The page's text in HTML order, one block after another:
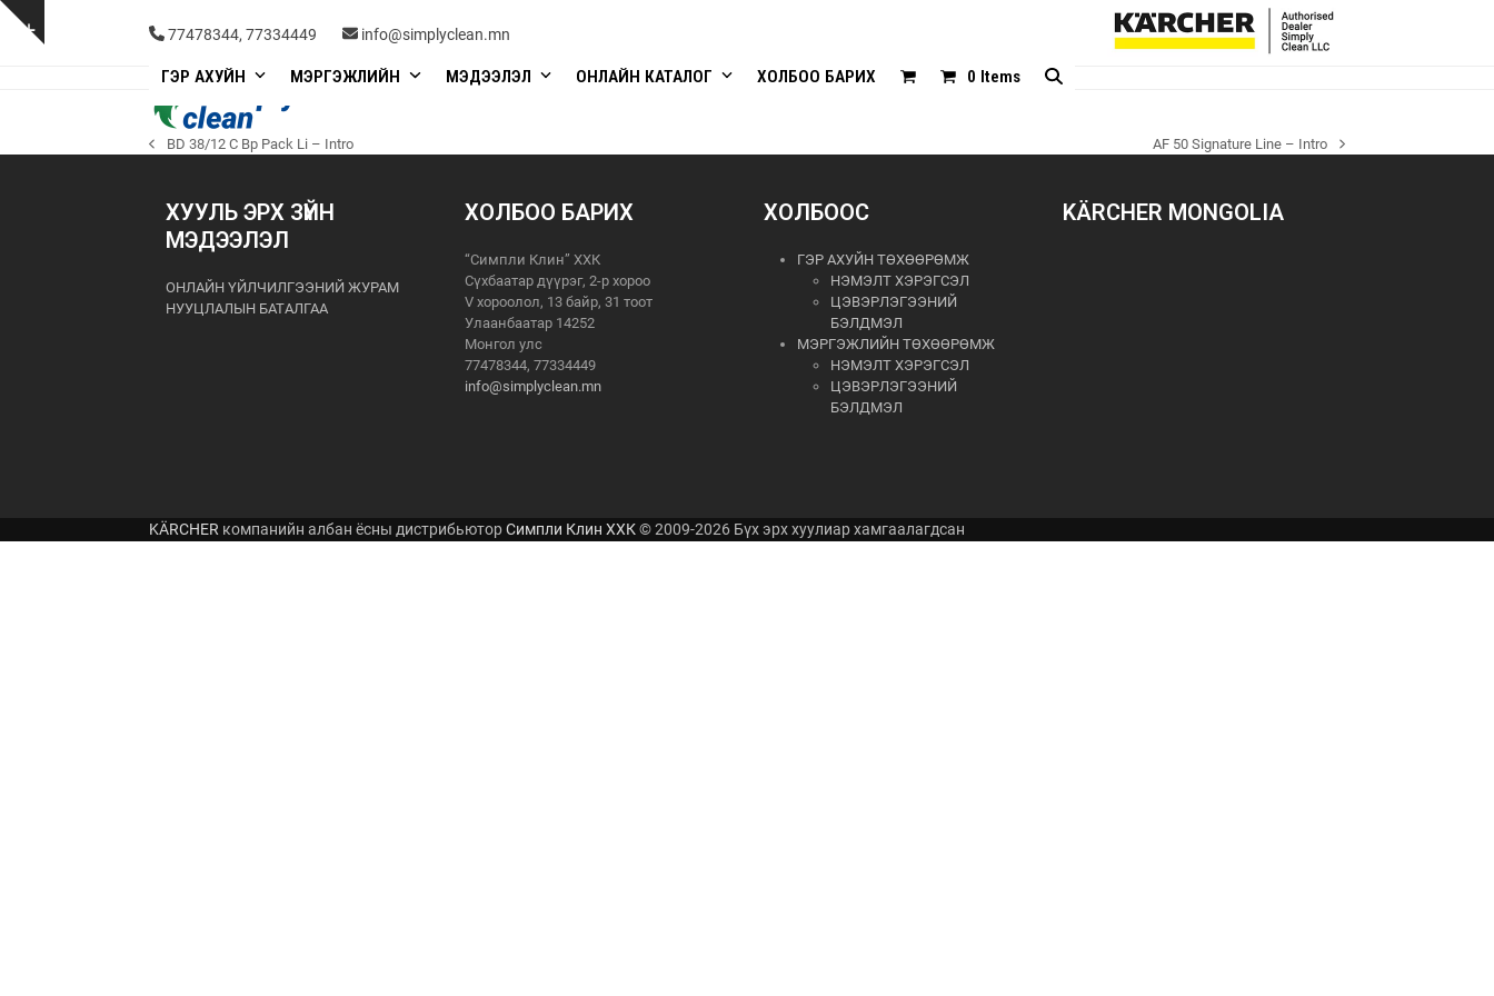
Skip
Show
77478344, 77334449 info@simplyclean.mn
ГЭР АХУЙН МЭРГЭЖЛИЙН МЭДЭЭЛЭЛ ОНЛАЙН КАТАЛОГ ХОЛБОО БАРИХ 0 Items
previous
BD 38/12 C Bp Pack Li – Intro
next
AF 50 Signature Line – Intro
ХУУЛЬ ЭРХ ЗҮЙН
МЭДЭЭЛЭЛ
ОНЛАЙН ҮЙЛЧИЛГЭЭНИЙ ЖУРАМ
НУУЦЛАЛЫН БАТАЛГАА
ХОЛБОО БАРИХ
“Симпли Клин” ХХК
Сүхбаатар дүүрэг, 2-р хороо
V хороолол, 13 байр, 31 тоот
Улаанбаатар 14252
Монгол улс
77478344, 77334449
info@simplyclean.mn
ХОЛБООС
ГЭР АХУЙН ТӨХӨӨРӨМЖ
НЭМЭЛТ ХЭРЭГСЭЛ
ЦЭВЭРЛЭГЭЭНИЙ
БЭЛДМЭЛ
МЭРГЭЖЛИЙН ТӨХӨӨРӨМЖ
НЭМЭЛТ ХЭРЭГСЭЛ
ЦЭВЭРЛЭГЭЭНИЙ
БЭЛДМЭЛ
KÄRCHER MONGOLIA
KÄRCHER компанийн албан ёсны дистрибьюторСимпли Клин ХХК© 2009-2026 Бүх эрх хуулиар хамгаалагдсан